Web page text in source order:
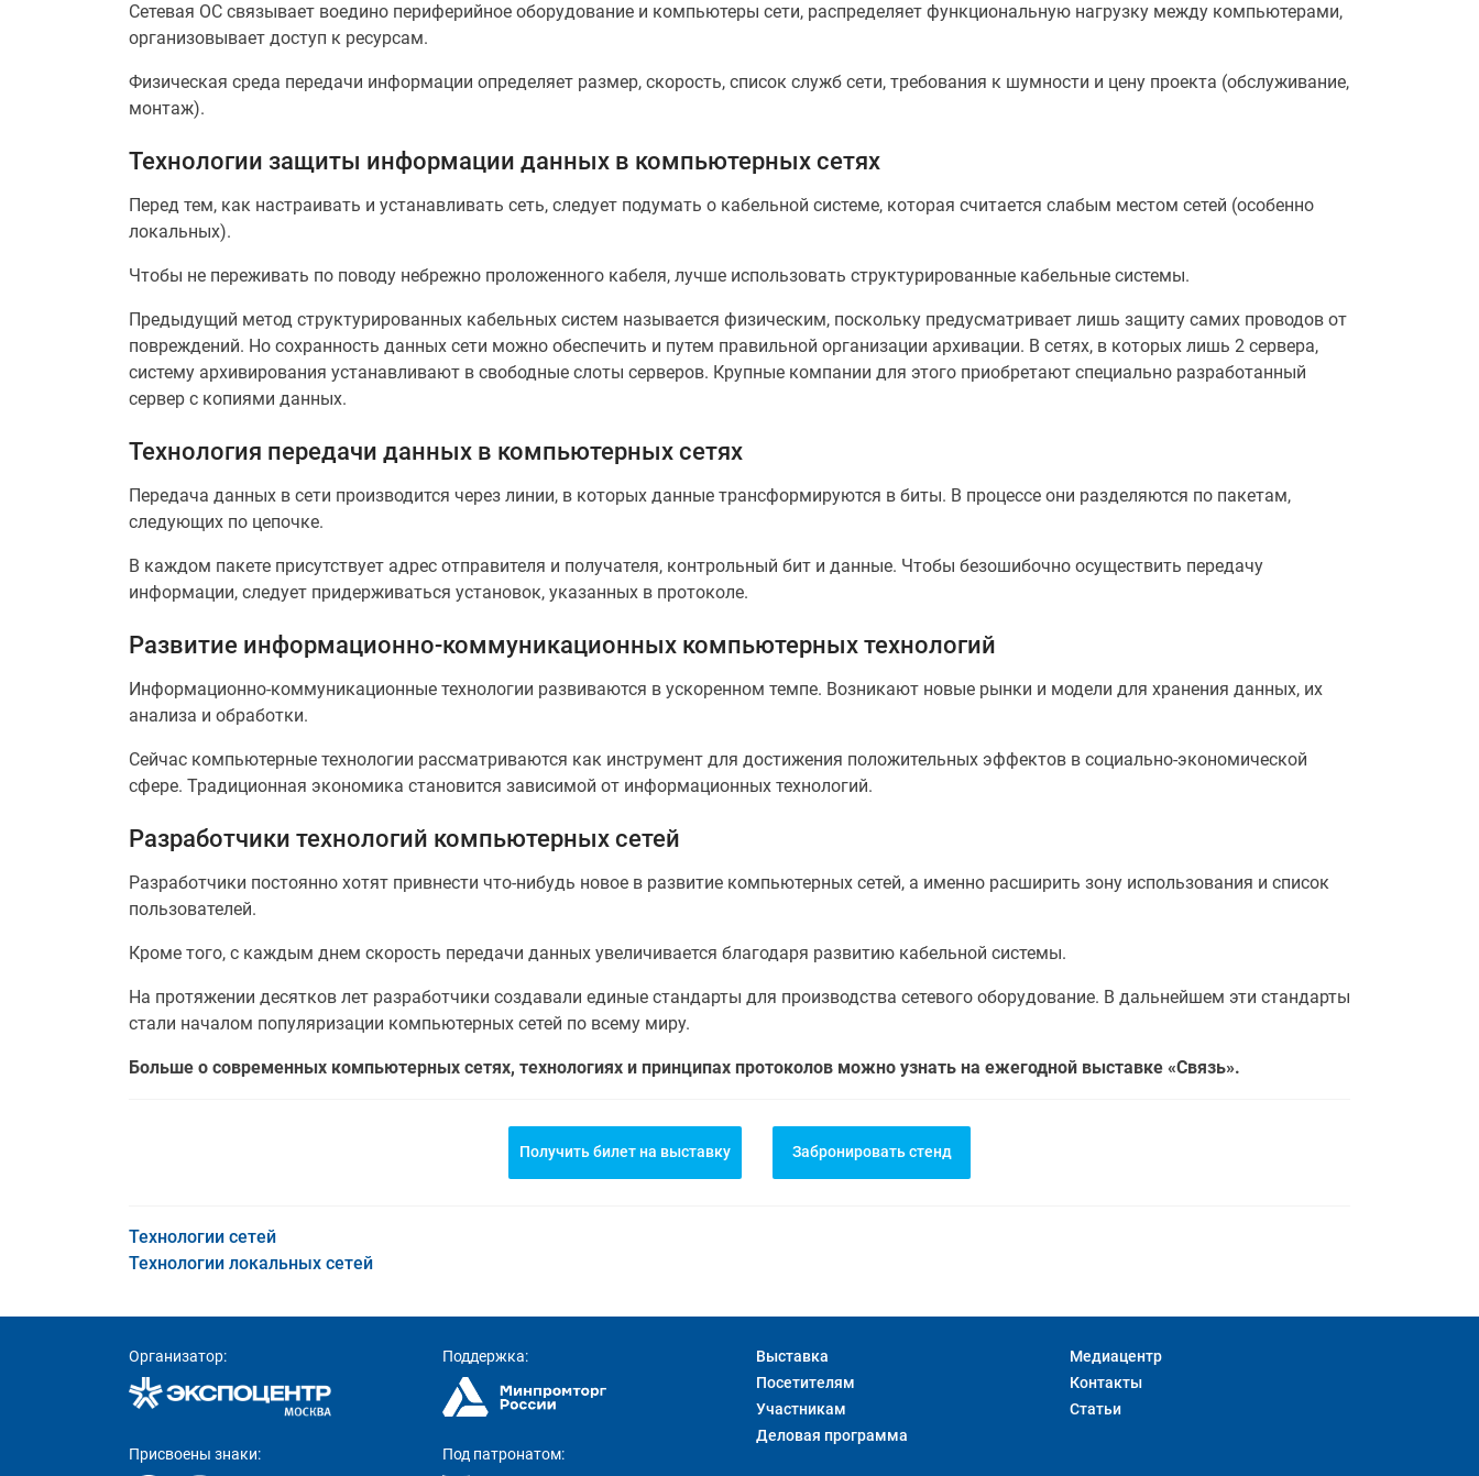
Сетевая ОС связывает воедино периферийное оборудование и компьютеры сети, распределяет функциональную нагрузку между компьютерами,
организовывает доступ к ресурсам.
Физическая среда передачи информации определяет размер, скорость, список служб сети, требования к шумности и цену проекта (обслуживание,
монтаж).
Технологии защиты информации данных в компьютерных сетях
Перед тем, как настраивать и устанавливать сеть, следует подумать о кабельной системе, которая считается слабым местом сетей (особенно
локальных).
Чтобы не переживать по поводу небрежно проложенного кабеля, лучше использовать структурированные кабельные системы.
Предыдущий метод структурированных кабельных систем называется физическим, поскольку предусматривает лишь защиту самих проводов от
повреждений. Но сохранность данных сети можно обеспечить и путем правильной организации архивации. В сетях, в которых лишь 2 сервера,
систему архивирования устанавливают в свободные слоты серверов. Крупные компании для этого приобретают специально разработанный
сервер с копиями данных.
Технология передачи данных в компьютерных сетях
Передача данных в сети производится через линии, в которых данные трансформируются в биты. В процессе они разделяются по пакетам,
следующих по цепочке.
В каждом пакете присутствует адрес отправителя и получателя, контрольный бит и данные. Чтобы безошибочно осуществить передачу
информации, следует придерживаться установок, указанных в протоколе.
Развитие информационно-коммуникационных компьютерных технологий
Информационно-коммуникационные технологии развиваются в ускоренном темпе. Возникают новые рынки и модели для хранения данных, их
анализа и обработки.
Сейчас компьютерные технологии рассматриваются как инструмент для достижения положительных эффектов в социально-экономической
сфере. Традиционная экономика становится зависимой от информационных технологий.
Разработчики технологий компьютерных сетей
Разработчики постоянно хотят привнести что-нибудь новое в развитие компьютерных сетей, а именно расширить зону использования и список
пользователей.
Кроме того, с каждым днем скорость передачи данных увеличивается благодаря развитию кабельной системы.
На протяжении десятков лет разработчики создавали единые стандарты для производства сетевого оборудование. В дальнейшем эти стандарты
стали началом популяризации компьютерных сетей по всему миру.
Больше о современных компьютерных сетях, технологиях и принципах протоколов можно узнать на ежегодной выставке «Связь».
Получить билет на выставку Забронировать стенд
Технологии сетей
Технологии локальных сетей
Организатор:
Присвоены знаки:
Поддержка:
Под патронатом:
Выставка
Посетителям
Участникам
Деловая программа
Медиацентр
Контакты
Статьи